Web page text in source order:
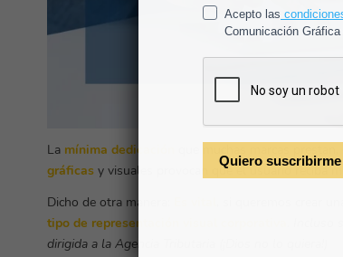
La mínima dedicación
gráficasy visuales provocan que el usuario reciba
Dicho de otra manera:
tipo de representación visual corporativa
dirigida a la Agencia Tributaria (¡Dios no lo quiera!)